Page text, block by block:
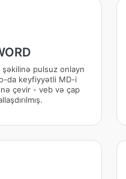
şəkilinə pulsuz onlayn
da keyfiyyətli MD-i
çevir - veb və çap